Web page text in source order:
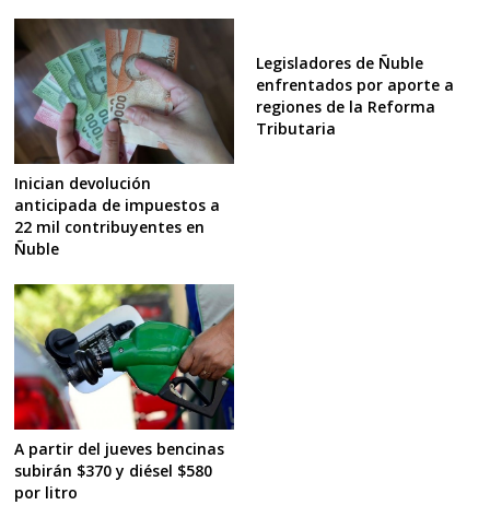
Inician devolución
anticipada de impuestos a
22 mil contribuyentes en
Ñuble
Legisladores de Ñuble
enfrentados por aporte a
regiones de la Reforma
Tributaria
A partir del jueves bencinas
subirán $370 y diésel $580
por litro